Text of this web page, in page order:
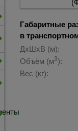
Габаритные
в
ДхШхВ (м):
Объём (м3):
Вес (кг):